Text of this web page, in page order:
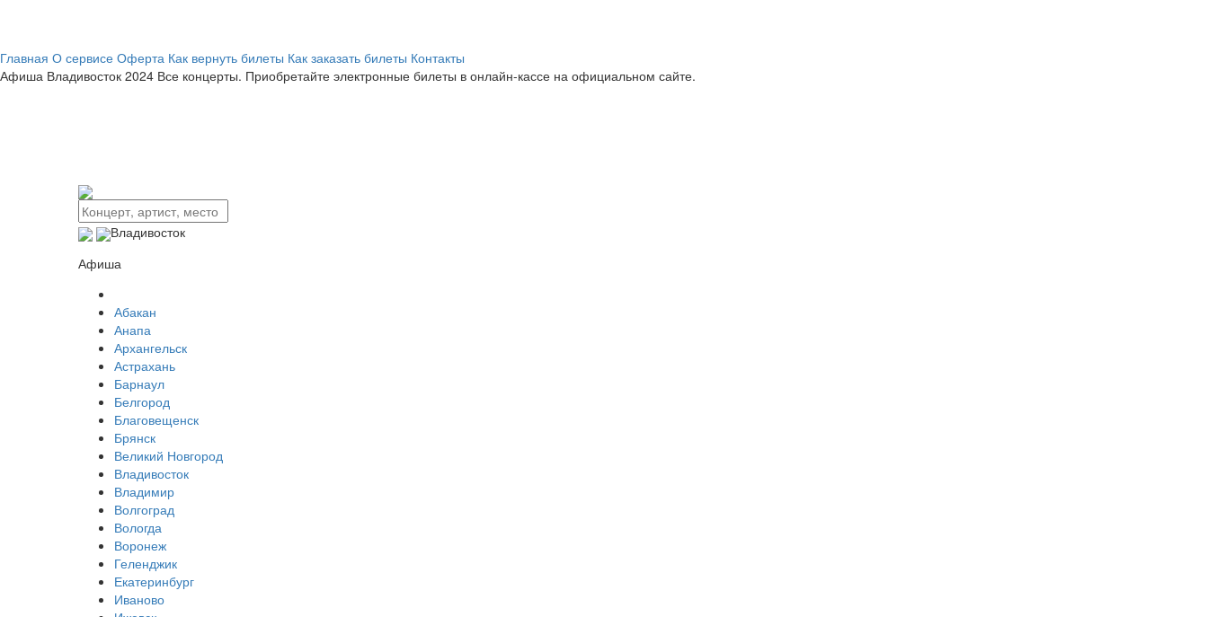
Главная О сервисе Оферта Как вернуть билеты Как заказать билеты Контакты
Афиша Владивосток 2024 Все концерты. Приобретайте электронные билеты в онлайн-кассе на официальном сайте.
Владивосток
Афиша
Абакан
Анапа
Архангельск
Астрахань
Барнаул
Белгород
Благовещенск
Брянск
Великий Новгород
Владивосток
Владимир
Волгоград
Вологда
Воронеж
Геленджик
Екатеринбург
Иваново